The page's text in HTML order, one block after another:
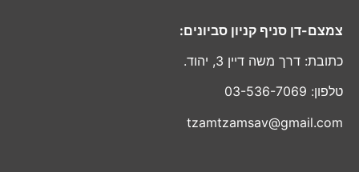
צמצם-דן סניף קניון סביונים:
כתובת: דרך משה דיין 3, יהוד.
טלפון: 03-536-7069
tzamtzamsav@gmail.com